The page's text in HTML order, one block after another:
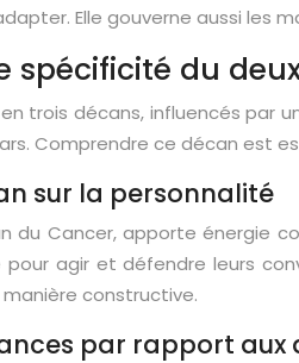
Elle gouverne aussi les
spécificité du
trois décans, influencés par
Comprendre ce décan est
sur la personnalité
du Cancer, apporte énergie
agir et défendre leurs
constructive.
par rapport aux